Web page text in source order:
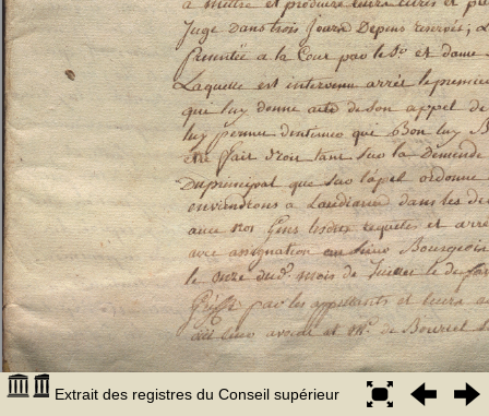
Extrait des registres du Conseil supérieur